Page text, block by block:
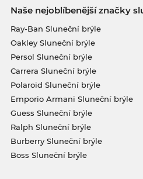
Naše nejoblíbenější značky
Ray-Ban Sluneční brýle
Oakley Sluneční brýle
Persol Sluneční brýle
Carrera Sluneční brýle
Polaroid Sluneční brýle
Emporio Armani Sluneční brýle
Guess Sluneční brýle
Ralph Sluneční brýle
Burberry Sluneční brýle
Boss Sluneční brýle